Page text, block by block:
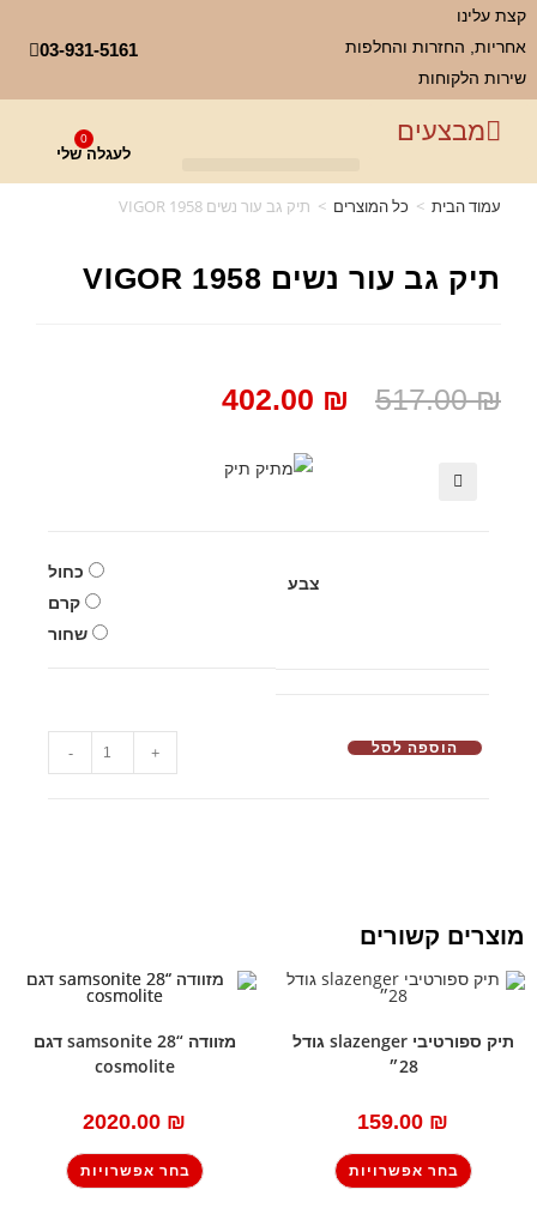
קצת עלינו
אחריות, החזרות והחלפות
שירות הלקוחות
03-931-5161
מבצעים 0
לעגלה שלי
עמוד הבית > כל המוצרים > תיק גב עור נשים VIGOR 1958
תיק גב עור נשים VIGOR 1958
517.00₪
402.00 ₪
צבע
כחול
קרם
שחור
- + הוספה לסל
מוצרים קשורים
תיק ספורטיבי slazenger גודל
28״
159.00 ₪
בחר אפשרויות
מזוודה “28 samsonite דגם
cosmolite
2020.00 ₪
בחר אפשרויות